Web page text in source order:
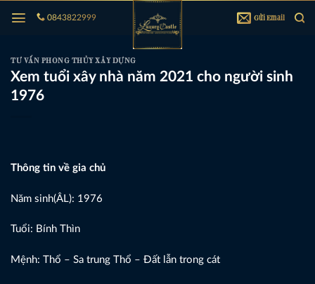
qua
dung
0843822999 Gửi Email
TƯ VẤN PHONG THỦY XÂY DỰNG
Xem tuổi xây nhà năm 2021 cho người sinh
1976
Thông tin về gia chủ
Năm sinh(ÂL): 1976
Tuổi: Bính Thìn
Mệnh: Thổ – Sa trung Thổ – Đất lẫn trong cát